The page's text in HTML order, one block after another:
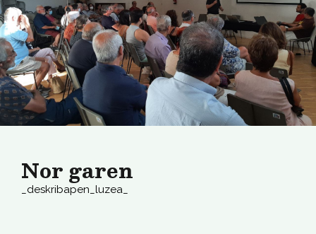
Nor garen
_deskribapen_luzea_